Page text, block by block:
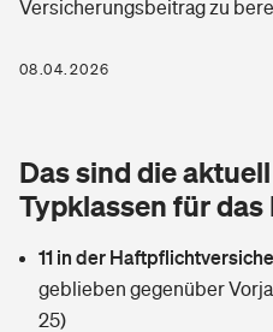
Berufshaftpflichtversicherung
Zur Übersicht
Tools
Wer versichert was: Jetzt
Glasversicherung
Mietkautionsversicherung
Kinderunfall­ver­si­che­rung
Kinderinvalidität
Private Krankenversicherung
Dread-Disease-Versicherung
Tierkrankenversicherung
Zur Übersicht
Versicherungsbeitrag zu
08.04.2026
Das sind die
Typklassen für das
11 in der
geblieben gegenüber
25)